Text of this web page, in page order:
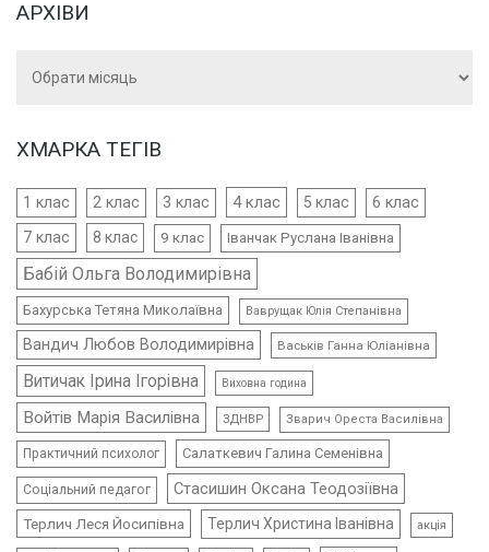
АРХІВИ
ХМАРКА ТЕГІВ
1 клас 2 клас 3 клас 4 клас 5 клас 6 клас
7 клас 8 клас 9 клас Іванчак Руслана Іванівна
Бабій Ольга Володимирівна
Бахурська Тетяна Миколаївна Ваврущак Юлія Степанівна
Вандич Любов Володимирівна Васьків Ганна Юліанівна
Витичак Ірина Ігорівна Виховна година
Войтів Марія Василівна ЗДНВР Зварич Ореста Василівна
Практичний психолог Салаткевич Галина Семенівна
Соціальний педагог Стасишин Оксана Теодозіївна
Терлич Леся Йосипівна Терлич Христина Іванівна акція